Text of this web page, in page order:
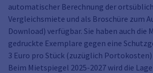
automatischer Berechnung der
Vergleichsmiete und als Broschüre zum
Download) verfügbar. Sie haben auch die
gedruckte Exemplare gegen eine
3 Euro pro Stück (zuzüglich
Beim Mietspiegel 2025-2027 wird die